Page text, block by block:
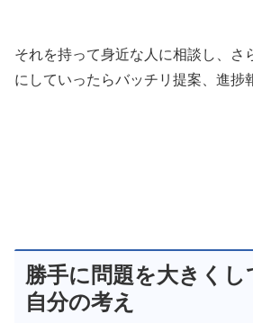
それを持って身近な人に相談し、さ
にしていったらバッチリ提案、進捗
勝手に問題を大きく
自分の考え